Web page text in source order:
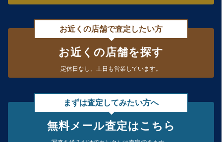
お近くの店舗で査定したい方
お近くの店舗を探す
定休日なし、 土日も営業しています。
まずは査定してみたい方へ
無料メール査定はこちら